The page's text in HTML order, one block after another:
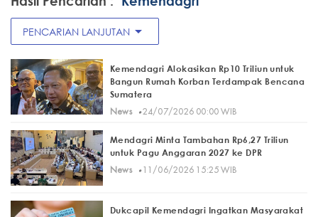
PENCARIAN LANJUTAN arrow_drop_down
Kemendagri Alokasikan Rp10 Triliun untuk
Bangun Rumah Korban Terdampak Bencana
Sumatera
News· 24/07/2026 00:00 WIB
Mendagri Minta Tambahan Rp6,27 Triliun
untuk Pagu Anggaran 2027 ke DPR
News· 11/06/2026 15:25 WIB
Dukcapil Kemendagri Ingatkan Masyarakat